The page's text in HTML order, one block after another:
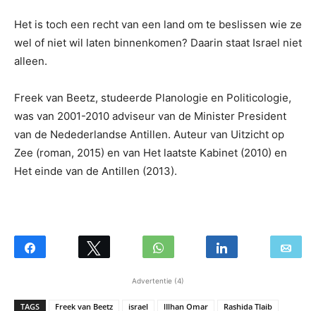
Het is toch een recht van een land om te beslissen wie ze
wel of niet wil laten binnenkomen? Daarin staat Israel niet
alleen.
Freek van Beetz, studeerde Planologie en Politicologie,
was van 2001-2010 adviseur van de Minister President
van de Nedederlandse Antillen. Auteur van Uitzicht op
Zee (roman, 2015) en van Het laatste Kabinet (2010) en
Het einde van de Antillen (2013).
Advertentie (4)
TAGS Freek van Beetz israel lIlhan Omar Rashida Tlaib